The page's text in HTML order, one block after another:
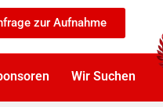
zur Aufnahme
Wir Suchen